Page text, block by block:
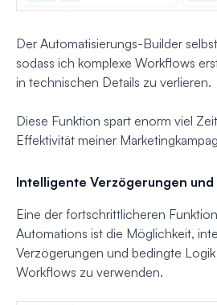
Der Automatisierungs-Builder
sodass ich komplexe Workflows
in technischen Details zu verlieren.
Diese Funktion spart enorm viel
Effektivität meiner
Intelligente Verzögerungen
Eine der fortschrittlicheren
Automations ist die Möglichkeit,
Verzögerungen und bedingte
Workflows zu verwenden.